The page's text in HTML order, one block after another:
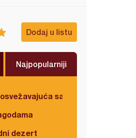
Dodaj u listu
Najpopularniji
salata
dezert